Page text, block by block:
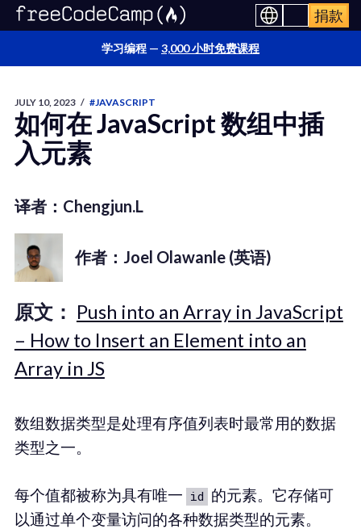
捐款
学习编程 — 3,000 小时免费课程
JULY 10, 2023 / #JAVASCRIPT
如何在 JavaScript 数组中插
入元素
译者：Chengjun.L
作者：Joel Olawanle (英语)
原文： Push into an Array in JavaScript
– How to Insert an Element into an
Array in JS
数组数据类型是处理有序值列表时最常用的数据
类型之一。
每个值都被称为具有唯一 id 的元素。它存储可
以通过单个变量访问的各种数据类型的元素。